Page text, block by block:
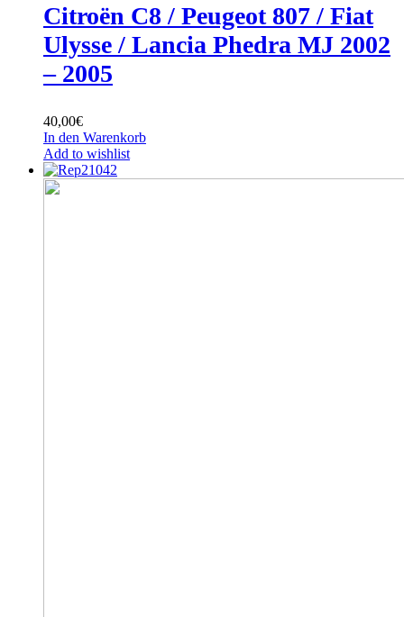
Citroën C8 / Peugeot 807 / Fiat
Ulysse / Lancia Phedra MJ 2002
– 2005
40,00€
In den Warenkorb
Add to wishlist